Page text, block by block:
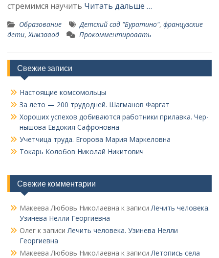
стремимся научить Читать дальше …
Образование Детский сад "Буратино", французские
дети,Химзавод Прокомментировать
Свежие записи
Настоящие комсомольцы
За лето — 200 трудодней. Шагманов Фаргат
Хороших успехов добиваются работники прилавка. Чер­
нышова Евдокия Сафроновна
Учетчица труда. Его­рова Мария Маркеловна
Токарь Колобов Ни­колай Никитович
Свежие комментарии
Макеева Любовь Николаевна к записиЛечить человека.
Узинева Нелли Георгиевна
Олег к записиЛечить человека. Узинева Нелли
Георгиевна
Макеева Любовь Николаевна к записиЛетопись села